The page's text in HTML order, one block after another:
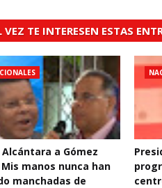
VEZ TE INTERESEN ESTAS
Alcántara a Gómez
Mis manos nunca han
manchadas de